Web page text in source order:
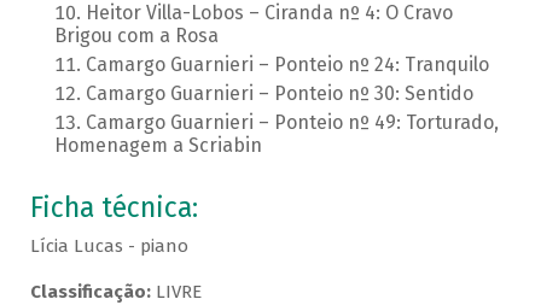
Heitor Villa-Lobos – Ciranda nº 4: O Cravo
Brigou com a Rosa
Camargo Guarnieri – Ponteio nº 24: Tranquilo
Camargo Guarnieri – Ponteio nº 30: Sentido
Camargo Guarnieri – Ponteio nº 49: Torturado,
Homenagem a Scriabin
Ficha técnica:
Lícia Lucas - piano
Classificação:LIVRE